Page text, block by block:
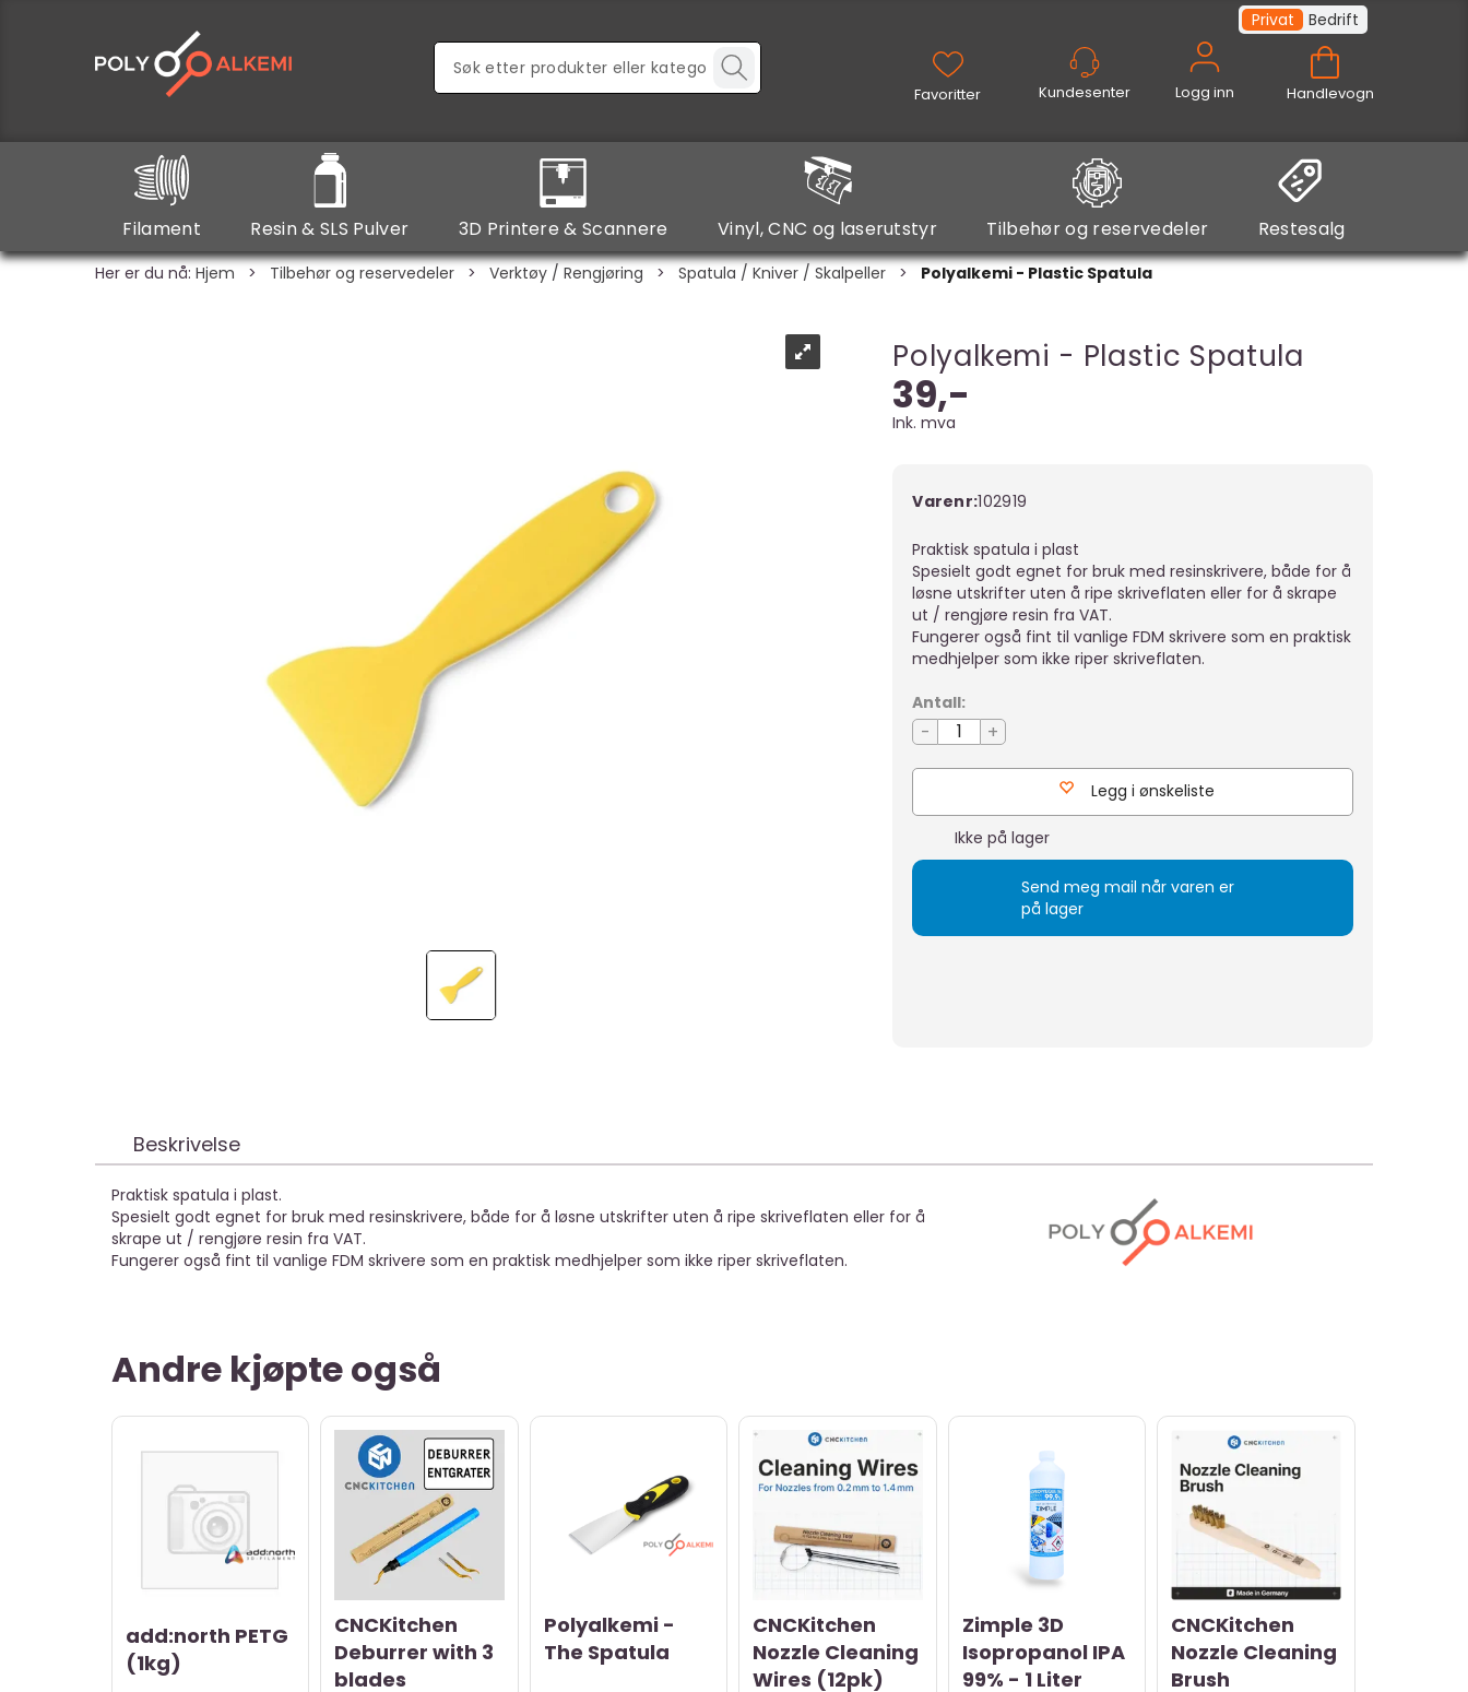
Logg inn
Privat Bedrift
Handlevogn
Filament Resin & SLS Pulver 3D Printere & Scannere Vinyl, CNC og laserutstyr Tilbehør og reservedeler Restesalg
Her er du nå: Hjem > Tilbehør og reservedeler > Verktøy / Rengjøring > Spatula / Kniver / Skalpeller > Polyalkemi - Plastic Spatula
Polyalkemi - Plastic Spatula
39,-
Ink. mva
Varenr:102919
Praktisk spatula i plast
Spesielt godt egnet for bruk med resinskrivere, både for å
løsne utskrifter uten å ripe skriveflaten eller for å skrape
ut / rengjøre resin fra VAT.
Fungerer også fint til vanlige FDM skrivere som en praktisk
medhjelper som ikke riper skriveflaten.
Antall:
- +
Legg i ønskeliste
Ikke på lager
Send meg mail når varen er
på lager
Beskrivelse
Praktisk spatula i plast.
Spesielt godt egnet for bruk med resinskrivere, både for å løsne utskrifter uten å ripe skriveflaten eller for å
skrape ut / rengjøre resin fra VAT.
Fungerer også fint til vanlige FDM skrivere som en praktisk medhjelper som ikke riper skriveflaten.
Andre kjøpte også
add:north PETG
(1kg)
CNCKitchen
Deburrer with 3
blades
Polyalkemi -
The Spatula
CNCKitchen
Nozzle Cleaning
Wires (12pk)
Zimple 3D
Isopropanol IPA
99% - 1 Liter
CNCKitchen
Nozzle Cleaning
Brush